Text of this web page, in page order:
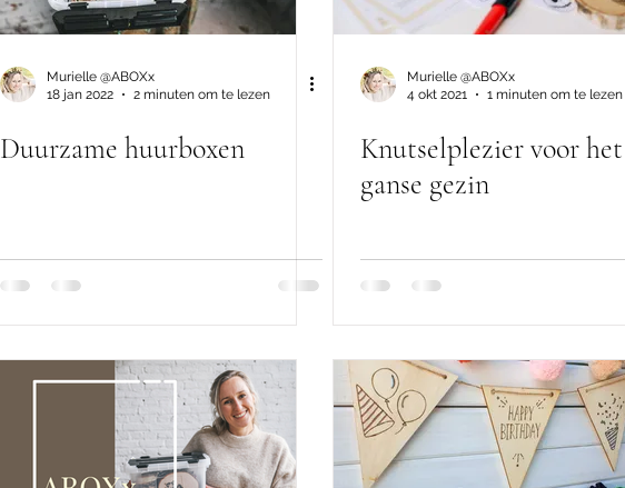
Murielle @ABOXx
18 jan 2022
2 minuten om te lezen
Duurzame huurboxen
Murielle @ABOXx
4 okt 2021
1 minuten om te lezen
Knutselplezier voor het
ganse gezin